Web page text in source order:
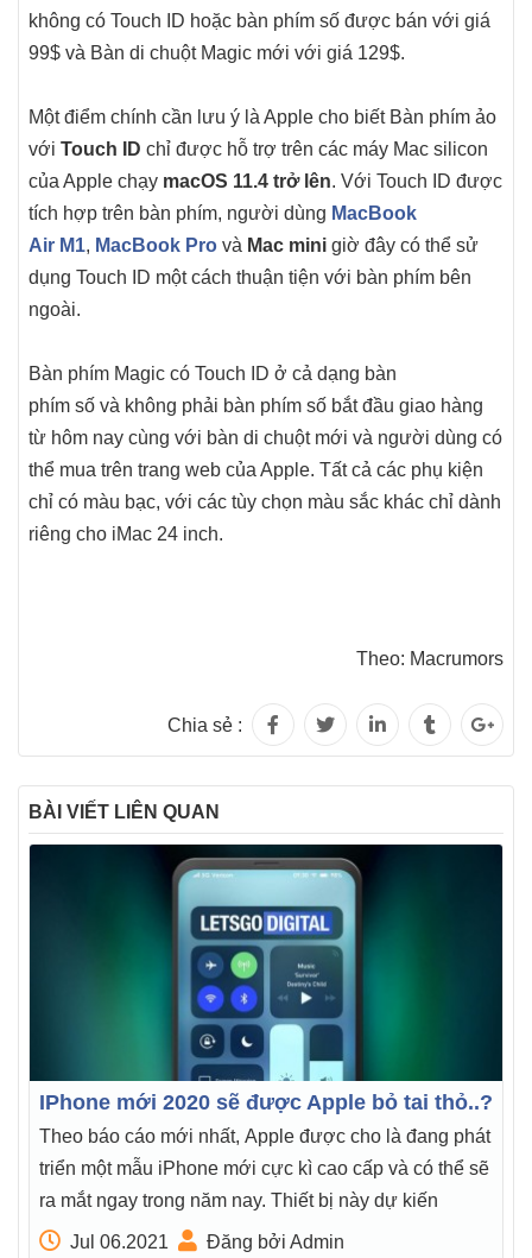
không có ‌Touch ID‌ hoặc bàn phím số được bán với giá
99$ và Bàn di chuột Magic mới với giá 129$.
Một điểm chính cần lưu ý là Apple cho biết Bàn phím ảo
với ‌ Touch ID‌ chỉ được hỗ trợ trên các máy Mac silicon
của Apple chạy macOS 11.4 trở lên. Với ‌Touch ID‌ được
tích hợp trên bàn phím, người dùng MacBook
Air M1, MacBook Pro và Mac mini giờ đây có thể sử
dụng ‌Touch ID‌ một cách thuận tiện với bàn phím bên
ngoài.
Bàn phím Magic có ‌Touch ID‌ ở cả dạng bàn
phím số và không phải bàn phím số bắt đầu giao hàng
từ hôm nay cùng với bàn di chuột mới và người dùng có
thể mua trên trang web của Apple. Tất cả các phụ kiện
chỉ có màu bạc, với các tùy chọn màu sắc khác chỉ dành
riêng cho ‌iMac‌ 24 inch.
Theo: Macrumors
Chia sẻ :
BÀI VIẾT LIÊN QUAN
IPhone mới 2020 sẽ được Apple bỏ tai thỏ..?
Theo báo cáo mới nhất, Apple được cho là đang phát
triển một mẫu iPhone mới cực kì cao cấp và có thể sẽ
ra mắt ngay trong năm nay. Thiết bị này dự kiến
Jul 06.2021 Đăng bởi Admin